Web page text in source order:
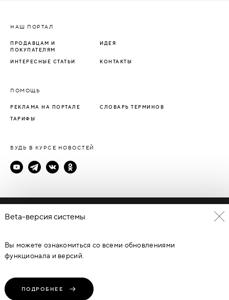
НАШ ПОРТАЛ
ПРОДАВЦАМ И
ПОКУПАТЕЛЯМ
ИДЕЯ
ИНТЕРЕСНЫЕ СТАТЬИ КОНТАКТЫ
ПОМОЩЬ
РЕКЛАМА НА ПОРТАЛЕ СЛОВАРЬ ТЕРМИНОВ
ТАРИФЫ
БУДЬ В КУРСЕ НОВОСТЕЙ
Политика конфиденциальности
© Каталог дверей - DverProf, 2021-2026Материалы сайта
являются объектами авторского права. Запрещается
копирование, распространение, любое использование
ФЕДЕРАЦИИ ОТ 09.07.93Г. №5351-1 “ОБ АВТОРСКОМ ПРАВЕ И
СМЕЖНЫХ ПРАВАХ” (с изменениями от 19 июля 1995 г., 20 июля
Beta-версия системы
Вы можете ознакомиться со всеми обновлениями
функционала и версий.
ПОДРОБНЕЕ